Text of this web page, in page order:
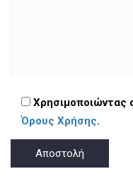
Χρησιμοποιώντας
Όρους Χρήσης.